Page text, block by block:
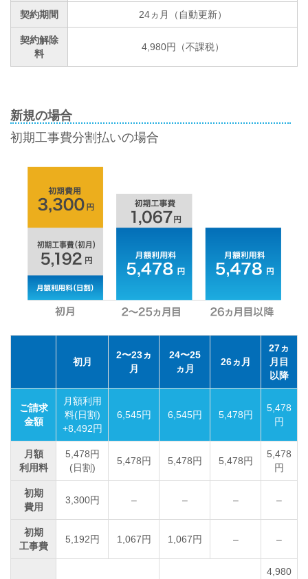
契約期間 24ヵ月（自動更新）
契約解除
料
4,980円（不課税）
新規の場合
初期工事費分割払いの場合
初月
2〜23ヵ
月
24〜25
ヵ月
26ヵ月
27ヵ
月目
以降
ご請求
金額
月額利用
料(日割)
+8,492円
6,545円 6,545円 5,478円
5,478
円
月額
利用料
5,478円
(日割)
5,478円 5,478円 5,478円
5,478
円
初期
費用
3,300円 – – – –
初期
工事費
5,192円 1,067円 1,067円 – –
4,980